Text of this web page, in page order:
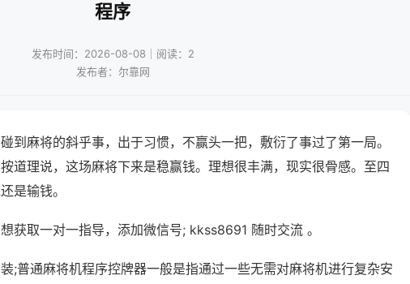
程序
发布时间：2026-08-08｜阅读：2
发布者：尔靠网
到麻将的斜乎事，出于习惯，不赢头一把，敷衍了事过了第一局。
道理说，这场麻将下来是稳赢钱。理想很丰满，现实很骨感。至四
是输钱。
获取一对一指导，添加微信号; kkss8691 随时交流 。
;普通麻将机程序控牌器一般是指通过一些无需对麻将机进行复杂安